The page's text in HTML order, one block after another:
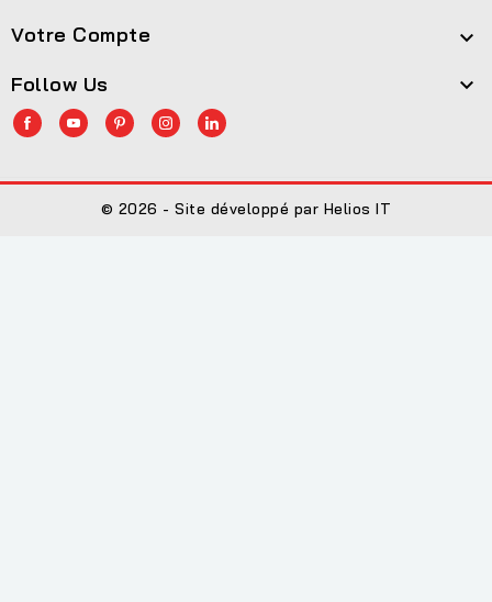
Votre Compte 
Follow Us 
© 2026 - Site développé par Helios IT